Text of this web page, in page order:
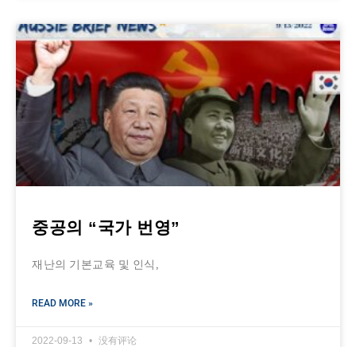
중공의 “국가 번영”
재난의 기본교육 및 인식,
READ MORE »
2022-09-13 没有评论